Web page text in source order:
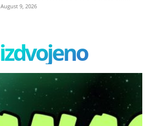
August 9, 2026
izdvojeno